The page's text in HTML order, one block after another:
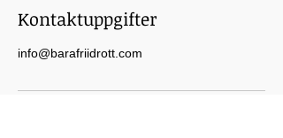
Kontaktuppgifter
info@barafriidrott.com